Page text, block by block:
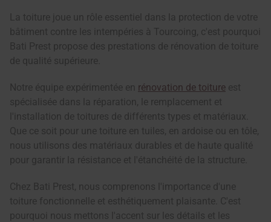
La toiture joue un rôle essentiel dans la protection de votre
bâtiment contre les intempéries à Tourcoing, c'est pourquoi
Bati Prest propose des prestations de rénovation de toiture
de qualité supérieure.
Notre équipe expérimentée en rénovation de toiture est
spécialisée dans la réparation, le remplacement et
l'installation de toitures de différents types et matériaux.
Que ce soit pour une toiture en tuiles, en ardoise ou en tôle,
nous utilisons des matériaux durables et de haute qualité
pour garantir la résistance et l'étanchéité de la structure.
Chez Bati Prest, nous comprenons l'importance d'une
toiture fonctionnelle et esthétiquement plaisante. C'est
pourquoi nous mettons l'accent sur les détails et les